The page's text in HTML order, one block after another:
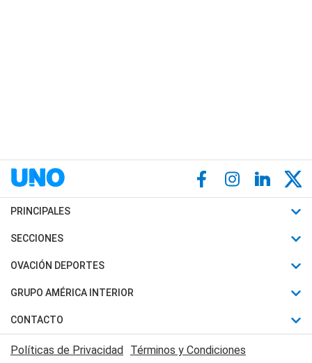
PRINCIPALES
Últimas Noticias
Política
Judiciales
Economia
SECCIONES
Horóscopo
Motores
Trucos caseros
Series y Películas
OVACIÓN DEPORTES
Fútbol
Mundial
Automovilismo
Rugby
GRUPO AMÉRICA INTERIOR
Canal 7 en Vivo
CONTACTO
Acerca de Nosotros
Políticas de Privacidad Términos y Condiciones